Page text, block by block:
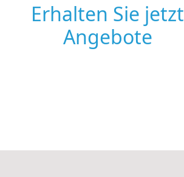
Erhalten Sie jetzt
Angebote